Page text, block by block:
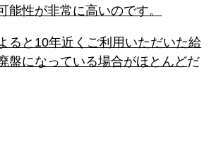
能性が非常に高いのです。
ると10年近くご利用いただいた給
盤になっている場合がほとんどだ